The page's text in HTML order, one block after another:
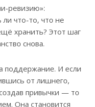
ревизию»:
что-то, что не
хранить? Этот шаг
снова.
поддержание. И если
от лишнего,
привычки — то
Она становится